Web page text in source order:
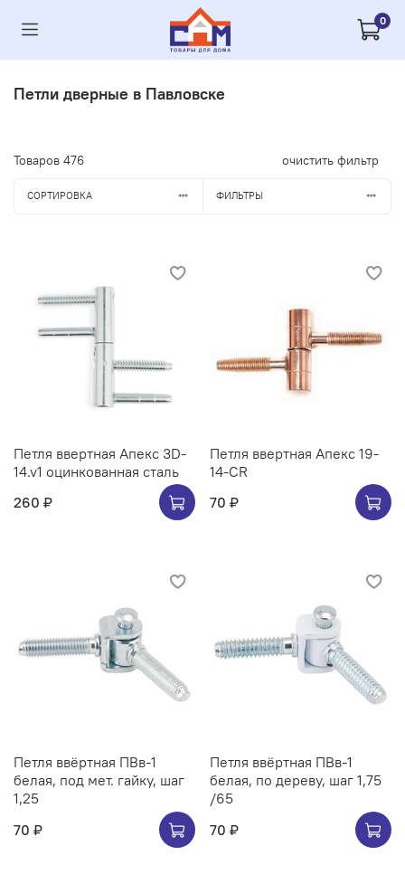
0
Петли дверные в Павловске
Товаров 476 очистить фильтр
СОРТИРОВКА ФИЛЬТРЫ
Петля ввертная Апекс 3D-
14.v1 оцинкованная сталь
260 ₽
Петля ввертная Апекс 19-
14-CR
70 ₽
Петля ввёртная ПВв-1
белая, под мет. гайку, шаг
1,25
70 ₽
Петля ввёртная ПВв-1
белая, по дереву, шаг 1,75
/65
70 ₽